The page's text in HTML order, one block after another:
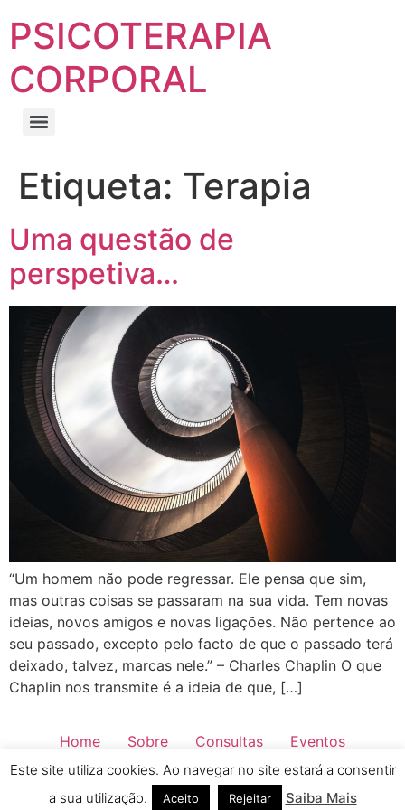
PSICOTERAPIA
CORPORAL
Etiqueta: Terapia
Uma questão de
perspetiva…
“Um homem não pode regressar. Ele pensa que sim,
mas outras coisas se passaram na sua vida. Tem novas
ideias, novos amigos e novas ligações. Não pertence ao
seu passado, excepto pelo facto de que o passado terá
deixado, talvez, marcas nele.” – Charles Chaplin O que
Chaplin nos transmite é a ideia de que, […]
Home Sobre Consultas
Eventos
Saber Mais
Blog
Contactos
Todos os direitos reservados
Este site utiliza cookies. Ao navegar no site estará a consentir
a sua utilização.
Aceito Rejeitar Saiba Mais